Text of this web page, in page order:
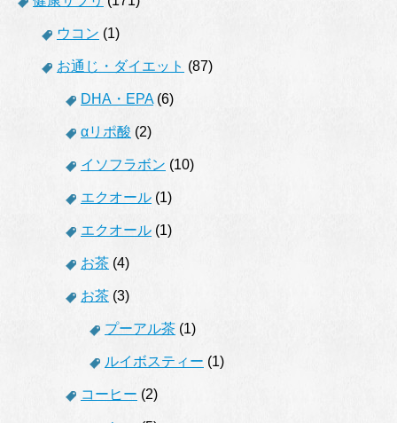
ウコン (1)
お通じ・ダイエット (87)
DHA・EPA(6)
αリポ酸 (2)
イソフラボン (10)
エクオール (1)
エクオール (1)
お茶 (4)
お茶 (3)
プーアル茶 (1)
ルイボスティー (1)
コーヒー (2)